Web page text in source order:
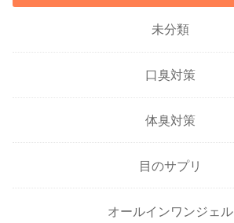
未分類
口臭対策
体臭対策
目のサプリ
オールインワンジェル